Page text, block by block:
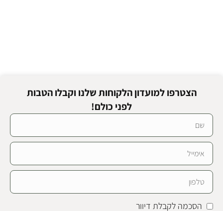
הצטרפו למועדון הלקוחות שלנו וקבלו הטבות
לפני כולם!
הסכמה לקבלת דיוור